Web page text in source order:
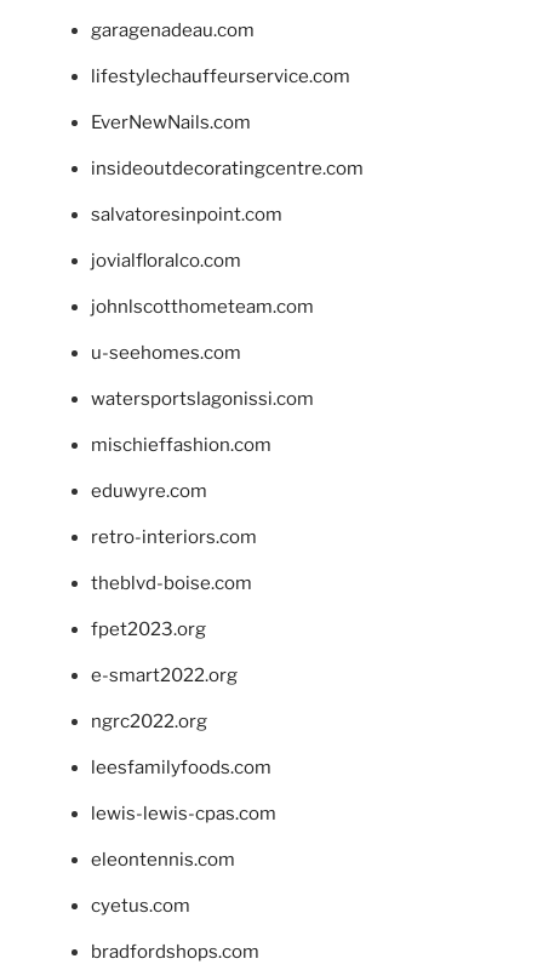
garagenadeau.com
lifestylechauffeurservice.com
EverNewNails.com
insideoutdecoratingcentre.com
salvatoresinpoint.com
jovialfloralco.com
johnlscotthometeam.com
u-seehomes.com
watersportslagonissi.com
mischieffashion.com
eduwyre.com
retro-interiors.com
theblvd-boise.com
fpet2023.org
e-smart2022.org
ngrc2022.org
leesfamilyfoods.com
lewis-lewis-cpas.com
eleontennis.com
cyetus.com
bradfordshops.com